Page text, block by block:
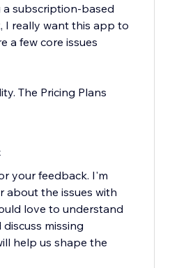
subscription-based
I really want this app to
a few core issues
The Pricing Plans
your feedback. I'm
about the issues with
love to understand
missing
help us shape the